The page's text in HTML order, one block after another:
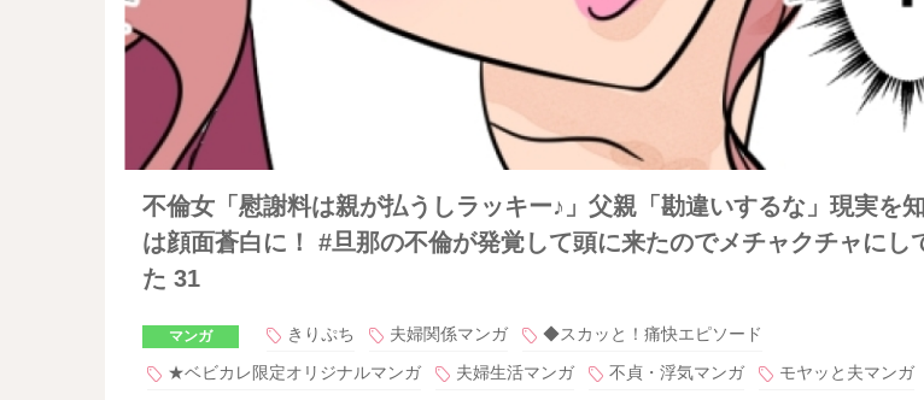
不倫女「慰謝料は親が払うしラッキー♪」父親「勘違いするな」現実を
は顔面蒼白に！ #旦那の不倫が発覚して頭に来たのでメチャクチャにし
た 31
マンガ きりぷち 夫婦関係マンガ
◆スカッと！痛快エピソード
★ベビカレ限定オリジナルマンガ
夫婦生活マンガ 不貞・浮気マンガ
モヤッと夫マンガ